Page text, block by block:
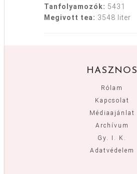
Tanfolyamozók: 5431
Megivott tea: 3548 liter
HASZNOS
Rólam
Kapcsolat
Médiaajánlat
Archívum
Gy. I. K.
Adatvédelem